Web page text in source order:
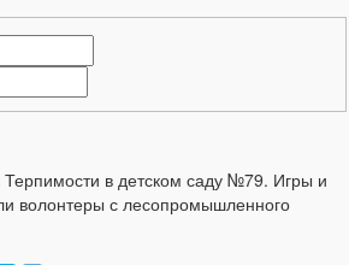
в детском саду №79. Игры и
волонтеры с лесопромышленного